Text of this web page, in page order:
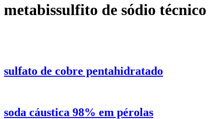
metabissulfito de sódio técnico
sulfato de cobre pentahidratado
soda cáustica 98% em pérolas